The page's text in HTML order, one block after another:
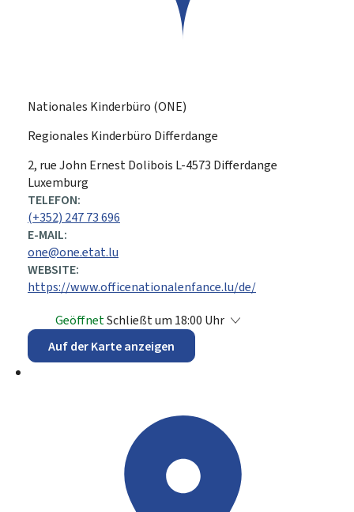
Nationales Kinderbüro (ONE)
Regionales Kinderbüro Differdange
ADRESSE:
2, rue John Ernest Dolibois L-4573 Differdange
Luxemburg
TELEFON:
(+352) 247 73 696
E-MAIL:
one@one.etat.lu
WEBSITE:
https://www.officenationalenfance.lu/de/
GeöffnetSchließt um 18:00 Uhr
Auf der Karte anzeigen